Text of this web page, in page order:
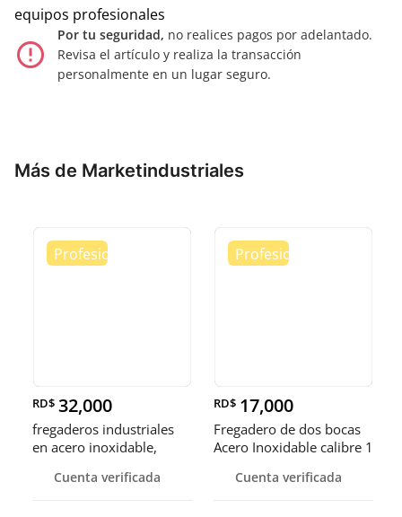
equipos profesionales
error_outline
Por tu seguridad, no realices pagos por adelantado.
Revisa el artículo y realiza la transacción
personalmente en un lugar seguro.
Más de Marketindustriales
RD$ 32,000
fregaderos industriales
en acero inoxidable,
Cuenta verificada
RD$ 17,000
Fregadero de dos bocas
Acero Inoxidable calibre 1
Cuenta verificada